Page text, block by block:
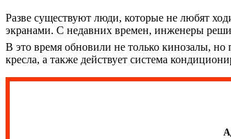
Разве существуют люди, которые не любят
экранами. С недавних времен, инженеры
В это время обновили не только кинозалы,
кресла, а также действует система